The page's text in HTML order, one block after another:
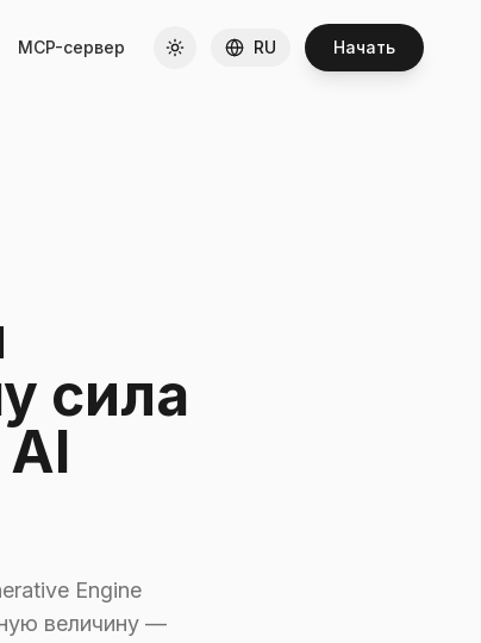
MCP-сервер RU Начать
сила
Engine
величину —